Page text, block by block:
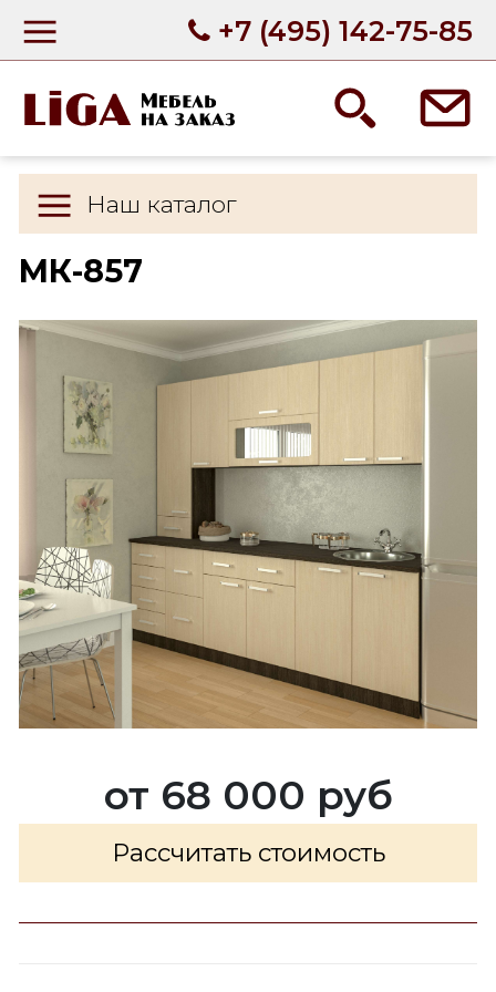
+7 (495) 142-75-85
Наш каталог
МК-857
от 68 000 руб
Рассчитать стоимость